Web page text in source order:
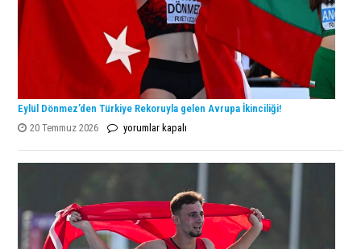
Eylül Dönmez’den Türkiye Rekoruyla gelen Avrupa İkinciliği!
20 Temmuz 2026
Eylül
Türkiye
gelen
Avrupa
İkinciliği!
yorumlar kapalı